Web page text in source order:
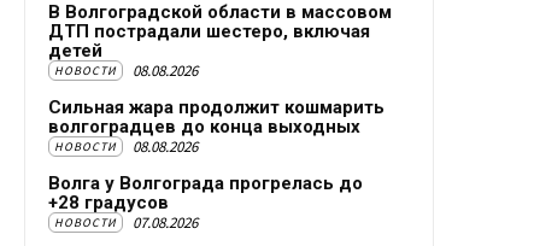
В Волгоградской области в массовом
ДТП пострадали шестеро, включая
детей
НОВОСТИ 08.08.2026
Сильная жара продолжит кошмарить
волгоградцев до конца выходных
НОВОСТИ 08.08.2026
Волга у Волгограда прогрелась до
+28 градусов
НОВОСТИ 07.08.2026